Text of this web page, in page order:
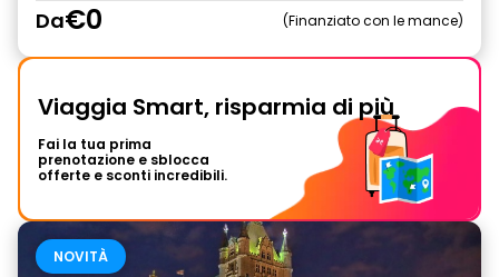
Da€0 Finanziato con le mance
Viaggia Smart, risparmia di più
Fai la tua prima
prenotazione e sblocca
offerte e sconti incredibili.
NOVITÀ